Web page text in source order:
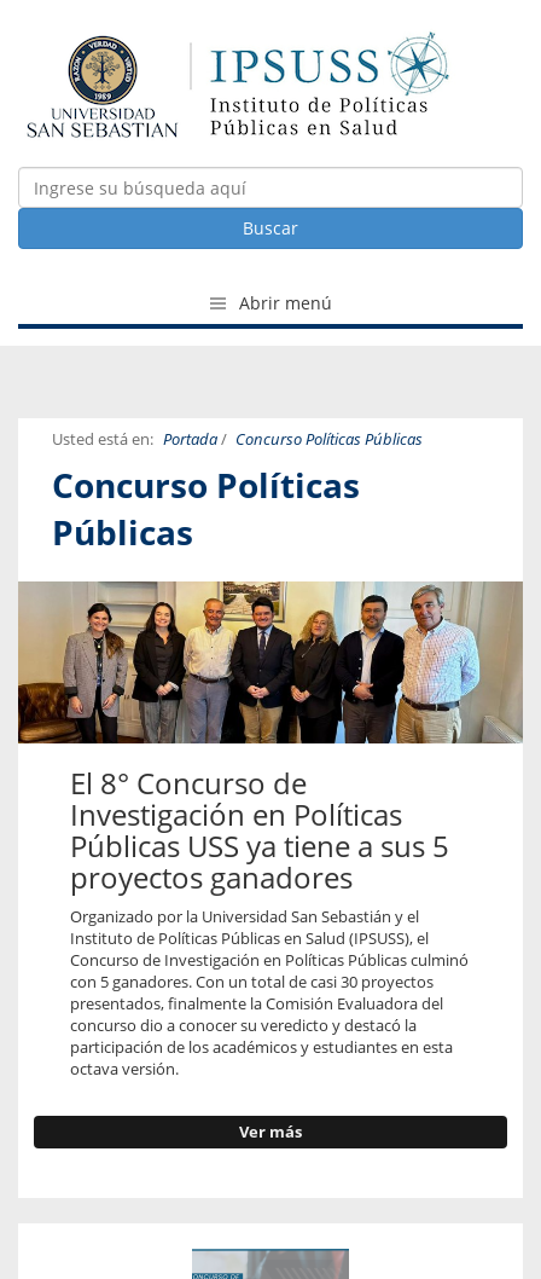
Buscar
Abrir menú
Usted está en: Portada/ Concurso Políticas Públicas
Concurso Políticas
Públicas
El 8° Concurso de
Investigación en Políticas
Públicas USS ya tiene a sus 5
proyectos ganadores
Organizado por la Universidad San Sebastián y el
Instituto de Políticas Públicas en Salud (IPSUSS), el
Concurso de Investigación en Políticas Públicas culminó
con 5 ganadores. Con un total de casi 30 proyectos
presentados, finalmente la Comisión Evaluadora del
concurso dio a conocer su veredicto y destacó la
participación de los académicos y estudiantes en esta
octava versión.
Ver más